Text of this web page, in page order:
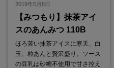
2019年5月8日
【みつもり】抹茶アイ
スのあんみつ 110B
ほろ苦い抹茶アイスに寒天、白
玉、粒あんと贅沢盛り。ソース
の豆乳は砂糖不使用で甘さ控え